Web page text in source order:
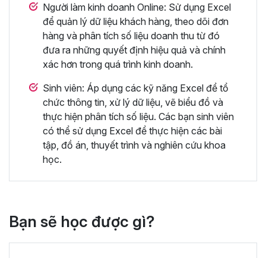
Người làm kinh doanh Online: Sử dụng Excel
để quản lý dữ liệu khách hàng, theo dõi đơn
hàng và phân tích số liệu doanh thu từ đó
đưa ra những quyết định hiệu quả và chính
xác hơn trong quá trình kinh doanh.
Sinh viên: Áp dụng các kỹ năng Excel để tổ
chức thông tin, xử lý dữ liệu, vẽ biểu đồ và
thực hiện phân tích số liệu. Các bạn sinh viên
có thể sử dụng Excel để thực hiện các bài
tập, đồ án, thuyết trình và nghiên cứu khoa
học.
Bạn sẽ học được gì?